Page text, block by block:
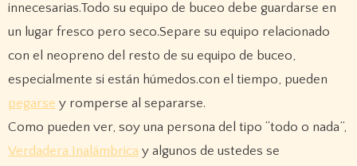
innecesarias.Todo su equipo de buceo debe guardarse en
un lugar fresco pero seco.Separe su equipo relacionado
con el neopreno del resto de su equipo de buceo,
especialmente si están húmedos.con el tiempo, pueden
pegarse y romperse al separarse.
Como pueden ver, soy una persona del tipo “todo o nada”,
Verdadera Inalámbrica y algunos de ustedes se